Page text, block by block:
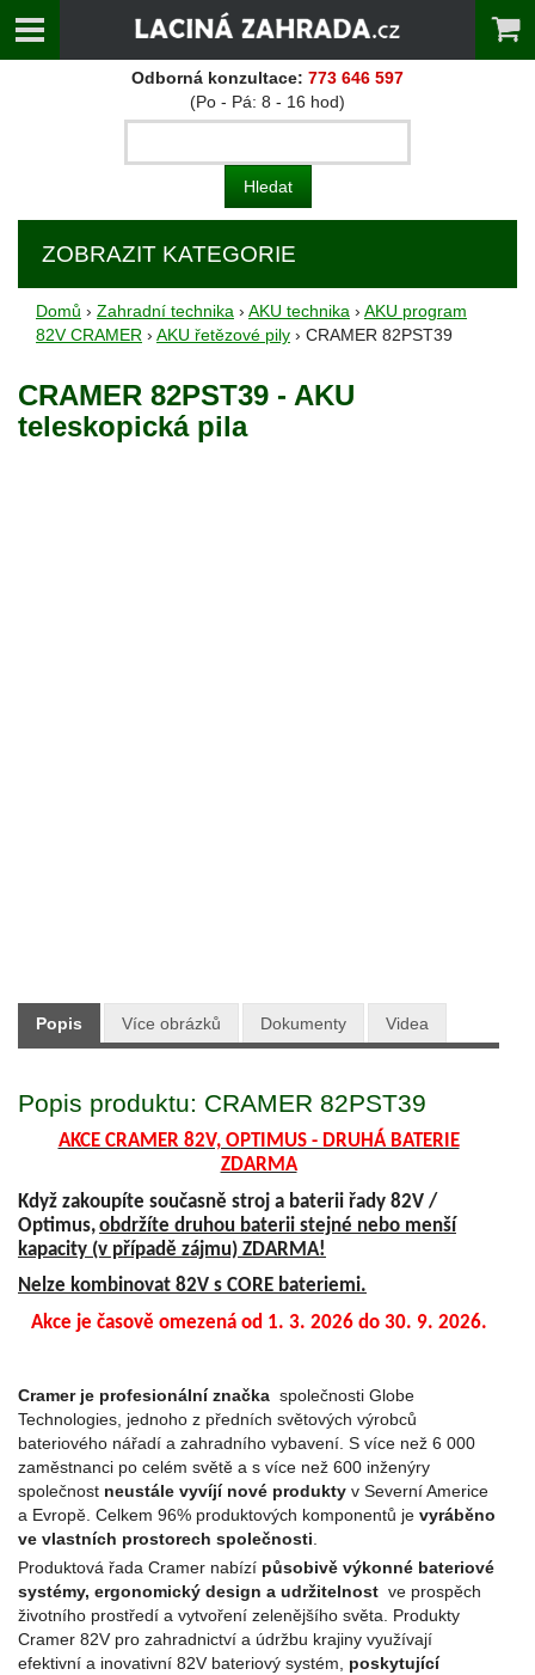
Odborná konzultace: 773 646 597
(Po - Pá: 8 - 16 hod)
ZOBRAZIT KATEGORIE
Domů › Zahradní technika › AKU technika › AKU program
82V CRAMER › AKU řetězové pily › CRAMER 82PST39
CRAMER 82PST39 - AKU
teleskopická pila
Popis Více obrázků Dokumenty Videa
Popis produktu: CRAMER 82PST39
AKCE CRAMER 82V, OPTIMUS - DRUHÁ BATERIE
ZDARMA
Když zakoupíte současně stroj a baterii řady 82V /
Optimus,obdržíte druhou baterii stejné nebo menší
kapacity (v případě zájmu) ZDARMA!
Nelze kombinovat 82V s CORE bateriemi.
Akce je časově omezená od 1. 3. 2026 do 30. 9. 2026.
Cramer je profesionální značka společnosti Globe
Technologies, jednoho z předních světových výrobců
bateriového nářadí a zahradního vybavení. S více než 6 000
zaměstnanci po celém světě a s více než 600 inženýry
společnost neustále vyvíjí nové produkty v Severní Americe
a Evropě. Celkem 96% produktových komponentů je vyráběno
ve vlastních prostorech společnosti.
Produktová řada Cramer nabízí působivě výkonné bateriové
systémy, ergonomický design a udržitelnost ve prospěch
životního prostředí a vytvoření zelenějšího světa. Produkty
Cramer 82V pro zahradnictví a údržbu krajiny využívají
efektivní a inovativní 82V bateriový systém, poskytující